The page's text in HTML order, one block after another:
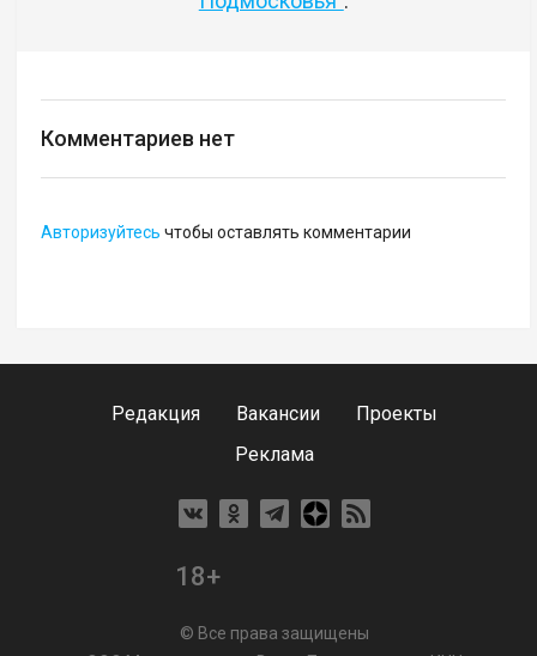
Комментариев нет
Авторизуйтесь чтобы оставлять комментарии
Редакция Вакансии
Проекты
Реклама
18+
© Все права защищены